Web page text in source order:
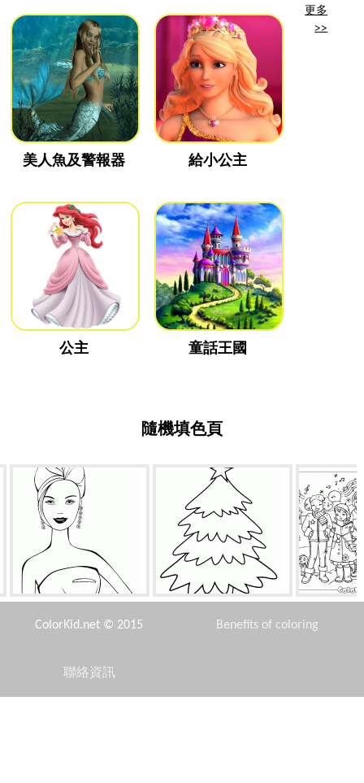
美人魚及警報器 給小公主
公主 童話王國
更多
>>
隨機填色頁
髮型女王球 聖誕樹在家 孩子們
ColorKid.net © 2015 Benefits of coloring
聯絡資訊